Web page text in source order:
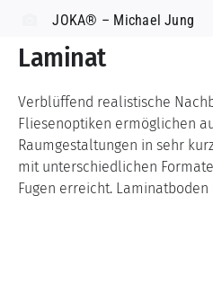
JOKA® – Michael Jung
Laminat
Verblüffend realistische
Fliesenoptiken ermöglichen
Raumgestaltungen in sehr
mit unterschiedlichen
Fugen erreicht.